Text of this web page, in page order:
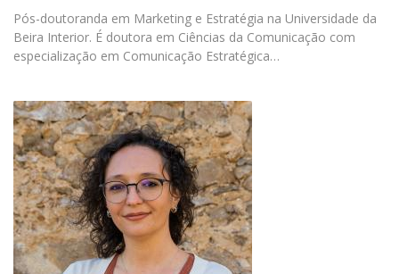
Pós-doutoranda em Marketing e Estratégia na Universidade da
Beira Interior. É doutora em Ciências da Comunicação com
especialização em Comunicação Estratégica…